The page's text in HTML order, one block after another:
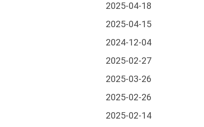
2025-04-18
2025-04-15
2024-12-04
2025-02-27
2025-03-26
2025-02-26
2025-02-14